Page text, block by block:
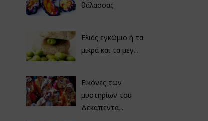
θάλασσας
Ελιάς εγκώμιο ή τα
μικρά και τα μεγ...
Εικόνες των
μυστηρίων του
Δεκαπεντα...